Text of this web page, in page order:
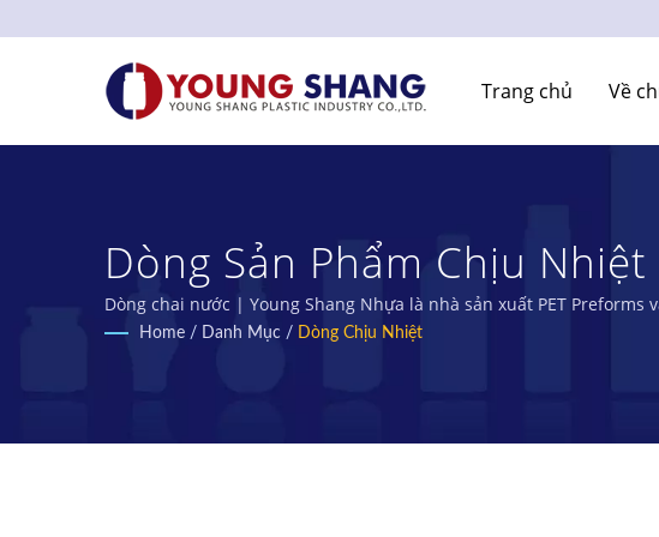
Trang chủ Về
Dòng Sản Phẩm Chịu
SHANG PLASTIC
Dòng chai nước | Young Shang Nhựa là nhà sản xuất PET Preforms
Home / Danh Mục / Dòng Chịu Nhiệt